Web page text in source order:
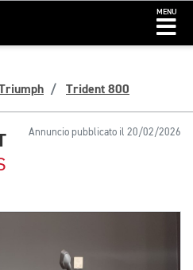
MENU
Trident 800
Annuncio pubblicato il 20/02/2026